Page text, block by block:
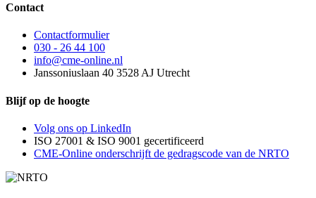
Contact
Contactformulier
030 - 26 44 100
info@cme-online.nl
Janssoniuslaan 40 3528 AJ Utrecht
Blijf op de hoogte
Volg ons op LinkedIn
ISO 27001 & ISO 9001 gecertificeerd
CME-Online onderschrijft de gedragscode van de NRTO